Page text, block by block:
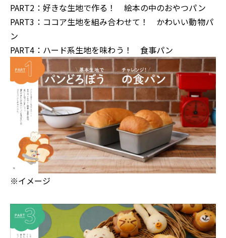
PART2：好きな生地で作る！ 絵本の中のおやつパン
PART3：ココア生地を組み合わせて！ かわいい動物パ
ン
PART4：ハード系生地を味わう！ 食事パン
※イメージ